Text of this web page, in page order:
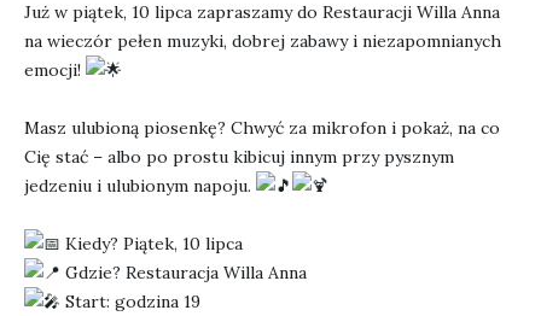
Już w piątek, 10 lipca zapraszamy do Restauracji Willa Anna
na wieczór pełen muzyki, dobrej zabawy i niezapomnianych
emocji!
Masz ulubioną piosenkę? Chwyć za mikrofon i pokaż, na co
Cię stać – albo po prostu kibicuj innym przy pysznym
jedzeniu i ulubionym napoju.
Kiedy? Piątek, 10 lipca
Gdzie? Restauracja Willa Anna
Start: godzina 19